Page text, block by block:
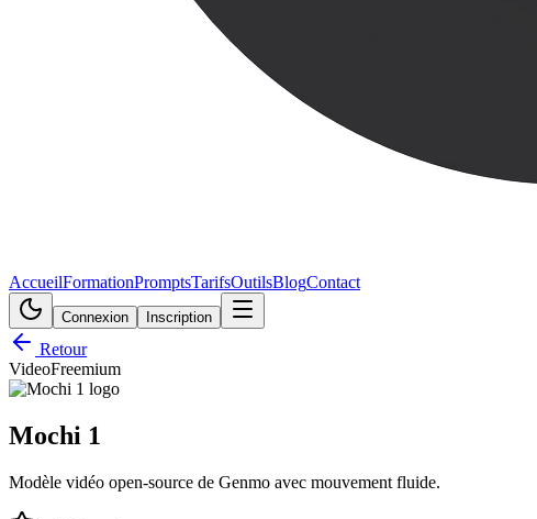
AccueilFormationPromptsTarifsOutilsBlogContact
Connexion Inscription
Retour
VideoFreemium
Mochi 1
Modèle vidéo open-source de Genmo avec mouvement fluide.